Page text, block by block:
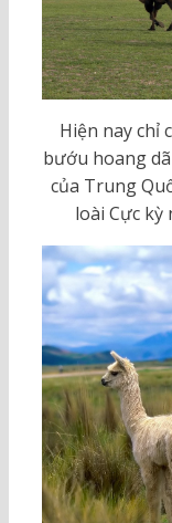
Hiện nay chỉ
bướu hoang
của Trung
loài Cực kỳ